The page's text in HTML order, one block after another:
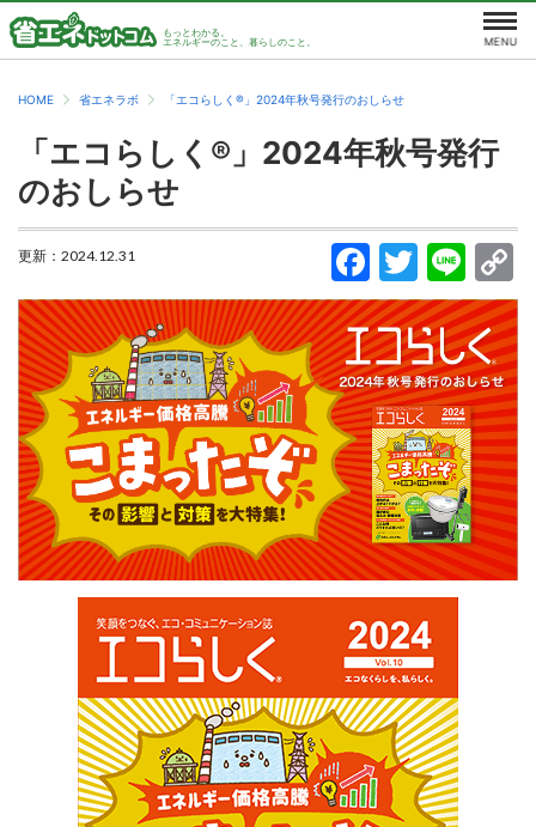
もっとわかる。
エネルギーのこと、暮らしのこと。
HOME 省エネラボ 「エコらしく®」2024年秋号発行のおしらせ
「エコらしく®」2024年秋号発行
のおしらせ
更新： 2024.12.31